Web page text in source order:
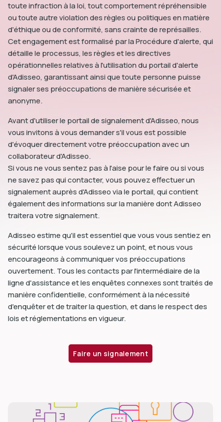
toute infraction à la loi, tout comportement répréhensible
ou toute autre violation des règles ou politiques en matière
d'éthique ou de conformité, sans crainte de représailles.
Cet engagement est formalisé par la Procédure d'alerte, qui
détaille le processus, les règles et les directives
opérationnelles relatives à l'utilisation du portail d'alerte
d'Adisseo, garantissant ainsi que toute personne puisse
signaler ses préoccupations de manière sécurisée et
anonyme.
Avant d'utiliser le portail de signalement d'Adisseo, nous
vous invitons à vous demander s'il vous est possible
d'évoquer directement votre préoccupation avec un
collaborateur d'Adisseo.
Si vous ne vous sentez pas à l'aise pour le faire ou si vous
ne savez pas qui contacter, vous pouvez effectuer un
signalement auprès d'Adisseo via le portail, qui contient
également des informations sur la manière dont Adisseo
traitera votre signalement.
Adisseo estime qu'il est essentiel que vous vous sentiez en
sécurité lorsque vous soulevez un point, et nous vous
encourageons à communiquer vos préoccupations
ouvertement. Tous les contacts par l'intermédiaire de la
ligne d'assistance et les enquêtes connexes sont traités de
manière confidentielle, conformément à la nécessité
d'enquêter et de traiter la question, et dans le respect des
lois et réglementations en vigueur.
Faire un signalement